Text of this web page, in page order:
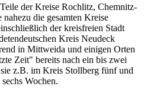
der Kreise Rochlitz, Chemnitz-
die gesamten Kreise
der kreisfreien Stadt
Kreis Neudeck
in Mittweida und einigen Orten
Zeit" bereits nach ein bis zwei
z.B. im Kreis Stollberg fünf und
Wochen.